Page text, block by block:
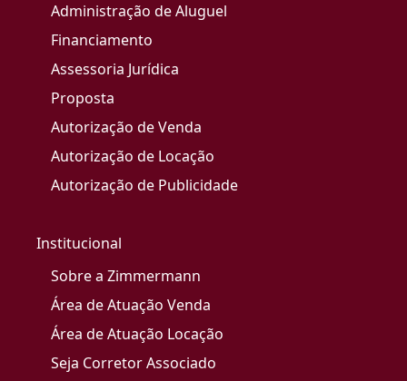
Administração de Aluguel
Financiamento
Assessoria Jurídica
Proposta
Autorização de Venda
Autorização de Locação
Autorização de Publicidade
Institucional
Sobre a Zimmermann
Área de Atuação Venda
Área de Atuação Locação
Seja Corretor Associado